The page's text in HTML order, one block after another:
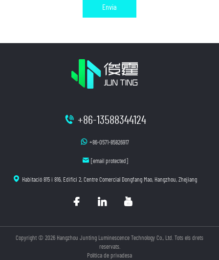
Envia
+86-13588344124
+86-0571-85826917
[email protected]
Habitació 815 i 816, Edifici 2, Centre Comercial Dongfang Mao, Hangzhou, Zhejiang
Copyright © 2026 Hangzhou Junting Luminescence Technology Co., Ltd. Tots els drets
reservats.
Política de privadesa